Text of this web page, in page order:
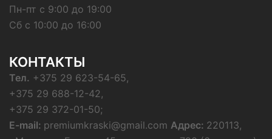
Пн-пт с 9:00 до 19:00
Сб с 10:00 до 16:00
КОНТАКТЫ
Тел. +375 29 623-54-65,
+375 29 688-12-42,
+375 29 372-01-50;
E-mail: premiumkraski@gmail.com Адрес: 220113,